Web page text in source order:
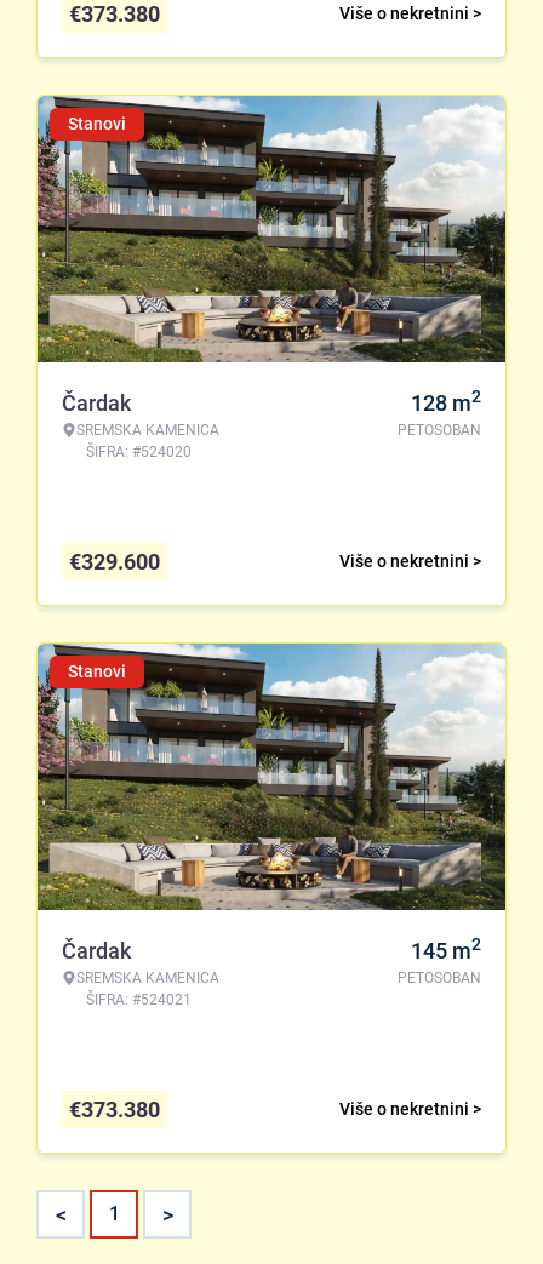
Više o nekretnini >
€373.380
Stanovi
Čardak
SREMSKA KAMENICA
ŠIFRA: #524020
128 m2
PETOSOBAN
Više o nekretnini >
€329.600
Stanovi
Čardak
SREMSKA KAMENICA
ŠIFRA: #524021
145 m2
PETOSOBAN
Više o nekretnini >
€373.380
< 1 >